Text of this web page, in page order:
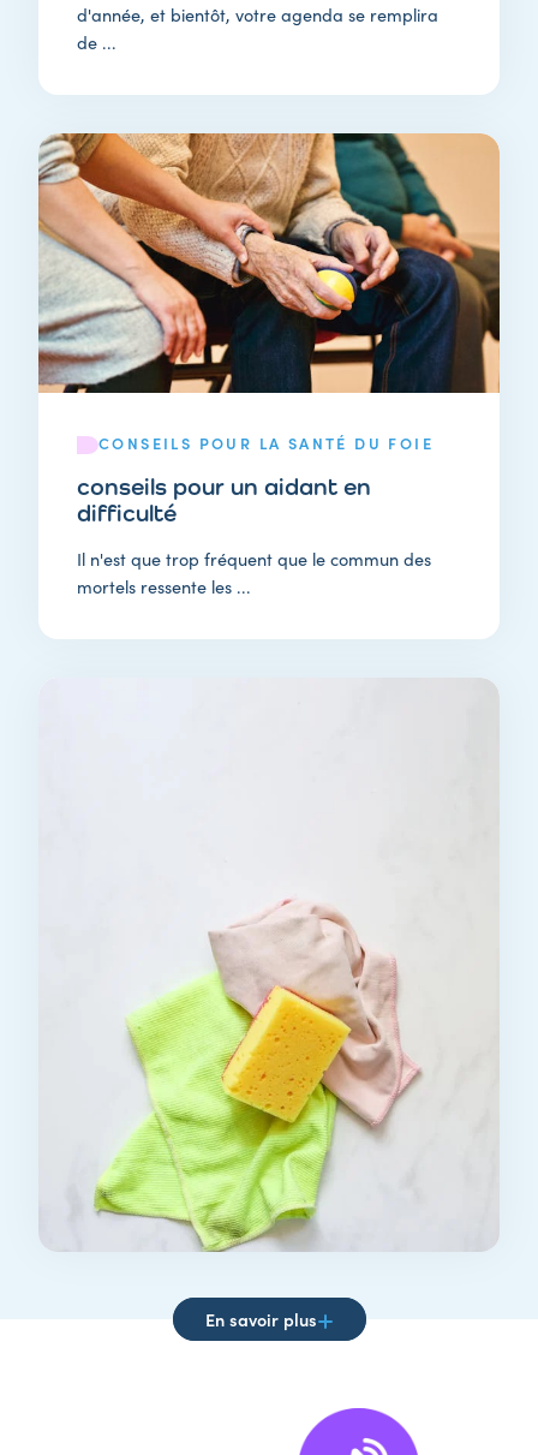
d'année, et bientôt, votre agenda se remplira
de ...
CONSEILS POUR LA SANTÉ DU FOIE
conseils pour un aidant en
difficulté
Il n'est que trop fréquent que le commun des
mortels ressente les ...
CONSEILS POUR LA SANTÉ DU FOIE
éliminez la saleté en respectant le
Si vous cherchez des moyens efficaces pour
éliminer les taches, combattre les odeurs ou
désinfecter ...
En savoir plus